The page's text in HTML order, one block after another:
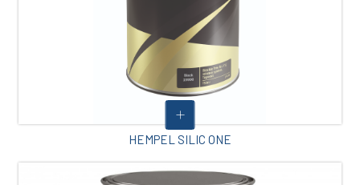
HEMPEL SILIC ONE